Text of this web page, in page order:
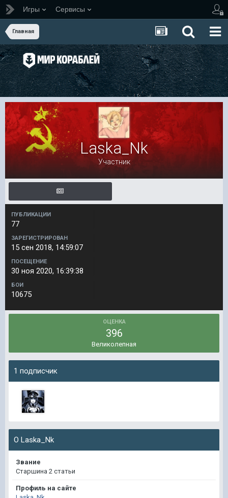
Игры Сервисы
Главная
Laska_Nk
Участник
ПУБЛИКАЦИИ
77
ЗАРЕГИСТРИРОВАН
15 сен 2018, 14:59:07
ПОСЕЩЕНИЕ
30 ноя 2020, 16:39:38
БОИ
10675
ОЦЕНКА
396
Великолепная
1 подписчик
О Laska_Nk
Звание
Старшина 2 статьи
Профиль на сайте